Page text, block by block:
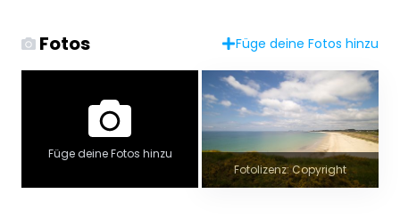
Fotos Füge deine Fotos hinzu
Füge deine Fotos hinzu
Fotolizenz: Copyright